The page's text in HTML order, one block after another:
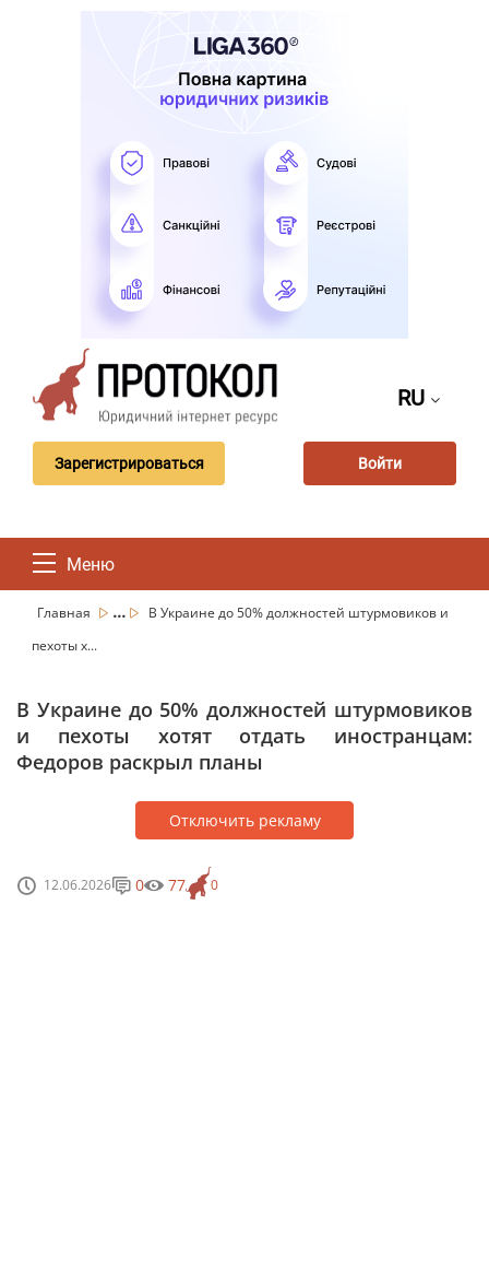
RU
Зарегистрироваться Войти
Меню
Главная ...
В Украине до 50% должностей штурмовиков и
пехоты х...
В Украине до 50% должностей штурмовиков
и пехоты хотят отдать иностранцам:
Федоров раскрыл планы
Отключить рекламу
12.06.2026 0
0 77